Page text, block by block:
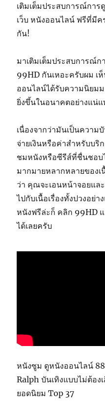
เติมเต็มประสบการณ์กา
เว็บ หนังออนไลน์ ฟรีที่มีค
กัน!
มาเติมเต็มประสบการณ์ก
99HD กันเหอะครับผม เ
ออนไลน์ได้รับความนิยม
ยิ่งขึ้นในอนาคตอย่างแน่แ
เนื่องจากว่ามันเป็นความ
จ่ายเงินหรือค่าสำหรับบริ
ชมหนังหรือซีรีส์ที่ชื่นชอ
มากมายหลากหลายของ
ว่า คุณจะเอนหน้าจอยแล
ไปกับเนื้อเรื่องทั้งปวงอย่
หนังฟรีล่ะก็ คลิก 99HD
ได้เลยครับ
หนังซูม ดูหนังออนไลน์
Ralph บันเทิงแบบไม่ต้อง
ยอดนิยม Top 37